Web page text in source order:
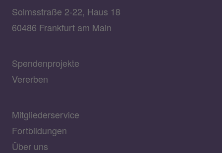
Solmsstraße 2-22, Haus 18
60486 Frankfurt am Main
Spendenprojekte
Vererben
Mitgliederservice
Fortbildungen
Über uns